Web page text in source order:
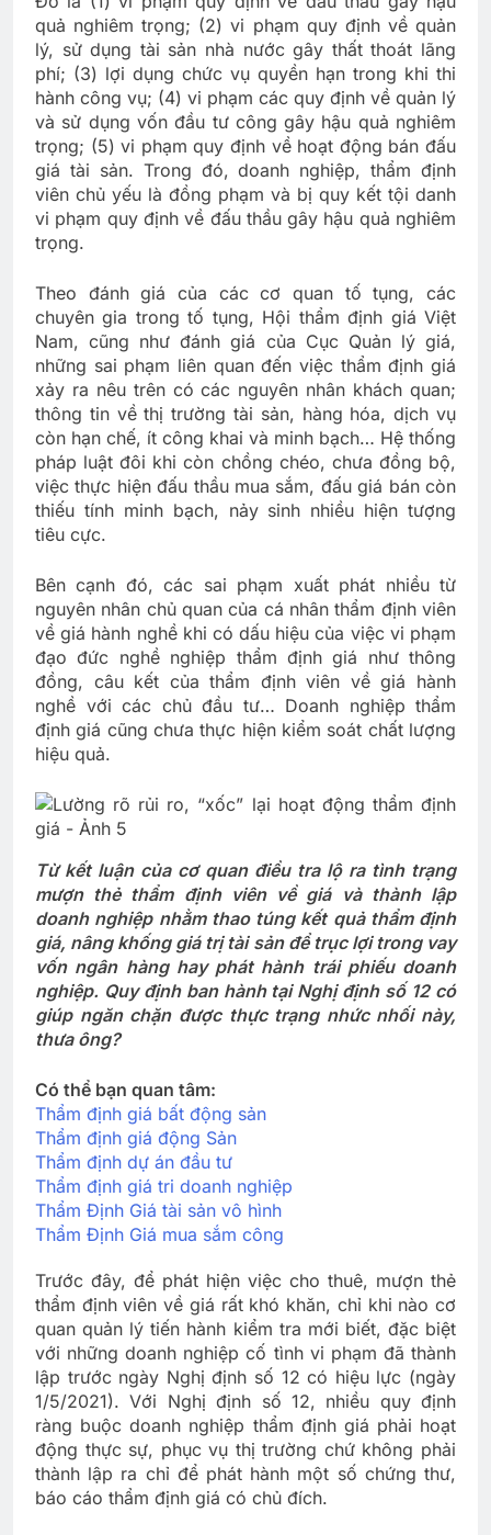
quả nghiêm trọng; (2) vi phạm quy định về quản
lý, sử dụng tài sản nhà nước gây thất thoát lãng
phí; (3) lợi dụng chức vụ quyền hạn trong khi thi
hành công vụ; (4) vi phạm các quy định về quản lý
và sử dụng vốn đầu tư công gây hậu quả nghiêm
trọng; (5) vi phạm quy định về hoạt động bán đấu
giá tài sản. Trong đó, doanh nghiệp, thẩm định
viên chủ yếu là đồng phạm và bị quy kết tội danh
vi phạm quy định về đấu thầu gây hậu quả nghiêm
trọng.
Theo đánh giá của các cơ quan tố tụng, các
chuyên gia trong tố tụng, Hội thẩm định giá Việt
Nam, cũng như đánh giá của Cục Quản lý giá,
những sai phạm liên quan đến việc thẩm định giá
xảy ra nêu trên có các nguyên nhân khách quan;
thông tin về thị trường tài sản, hàng hóa, dịch vụ
còn hạn chế, ít công khai và minh bạch… Hệ thống
pháp luật đôi khi còn chồng chéo, chưa đồng bộ,
việc thực hiện đấu thầu mua sắm, đấu giá bán còn
thiếu tính minh bạch, nảy sinh nhiều hiện tượng
tiêu cực.
Bên cạnh đó, các sai phạm xuất phát nhiều từ
nguyên nhân chủ quan của cá nhân thẩm định viên
về giá hành nghề khi có dấu hiệu của việc vi phạm
đạo đức nghề nghiệp thẩm định giá như thông
đồng, câu kết của thẩm định viên về giá hành
nghề với các chủ đầu tư… Doanh nghiệp thẩm
định giá cũng chưa thực hiện kiểm soát chất lượng
hiệu quả.
Từ kết luận của cơ quan điều tra lộ ra tình trạng
mượn thẻ thẩm định viên về giá và thành lập
doanh nghiệp nhằm thao túng kết quả thẩm định
giá, nâng khống giá trị tài sản để trục lợi trong vay
vốn ngân hàng hay phát hành trái phiếu doanh
nghiệp. Quy định ban hành tại Nghị định số 12 có
giúp ngăn chặn được thực trạng nhức nhối này,
thưa ông?
Có thể bạn quan tâm:
Thẩm định giá bất động sản
Thẩm định giá động Sản
Thẩm định dự án đầu tư
Thẩm định giá tri doanh nghiệp
Thẩm Định Giá tài sản vô hình
Thẩm Định Giá mua sắm công
Trước đây, để phát hiện việc cho thuê, mượn thẻ
thẩm định viên về giá rất khó khăn, chỉ khi nào cơ
quan quản lý tiến hành kiểm tra mới biết, đặc biệt
với những doanh nghiệp cố tình vi phạm đã thành
lập trước ngày Nghị định số 12 có hiệu lực (ngày
1/5/2021). Với Nghị định số 12, nhiều quy định
ràng buộc doanh nghiệp thẩm định giá phải hoạt
động thực sự, phục vụ thị trường chứ không phải
thành lập ra chỉ để phát hành một số chứng thư,
báo cáo thẩm định giá có chủ đích.